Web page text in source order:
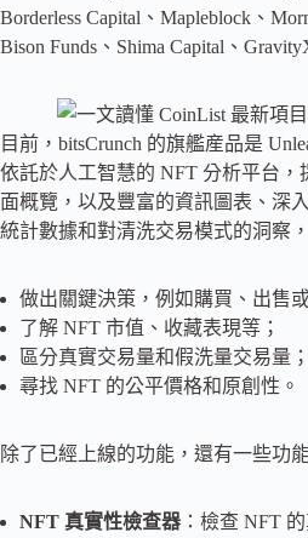
Borderless Capital、Mapleblock、
Bison Funds、Shima Capital、
目前，bitsCrunch 的旗艦産品是
依託於人工智慧的 NFT 分析平台，
面概覽，以及豐富的資訊圖表、深
統計數據和對清洗交易模式的洞察
做出關鍵決策，例如購買、出售
了解 NFT 市值、收藏表現等；
區分真實交易量和假洗量交易量；
尋找 NFT 的公平價格和原創性。
除了已經上線的功能，還有一些功
NFT 真實性檢查器 ：檢查 NFT